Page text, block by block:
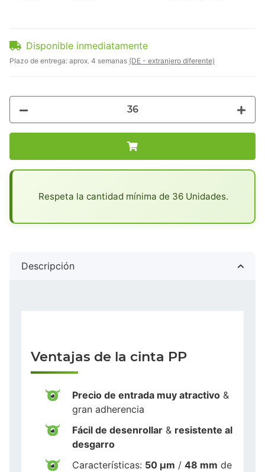
Disponible inmediatamente
Plazo de entrega: aprox. 4 semanas (DE - extranjero diferente)
Respeta la cantidad mínima de 36 Unidades.
Descripción
Ventajas de la cinta PP
Precio de entrada muy atractivo &
gran adherencia
Fácil de desenrollar & resistente al
desgarro
Características: 50 µm / 48 mm de